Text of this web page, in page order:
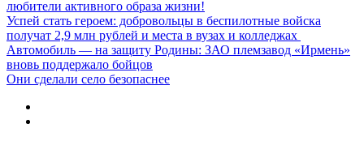
любители активного образа жизни!
Успей стать героем: добровольцы в беспилотные войска
получат 2,9 млн рублей и места в вузах и колледжах
Автомобиль — на защиту Родины: ЗАО племзавод «Ирмень»
вновь поддержало бойцов
Они сделали село безопаснее